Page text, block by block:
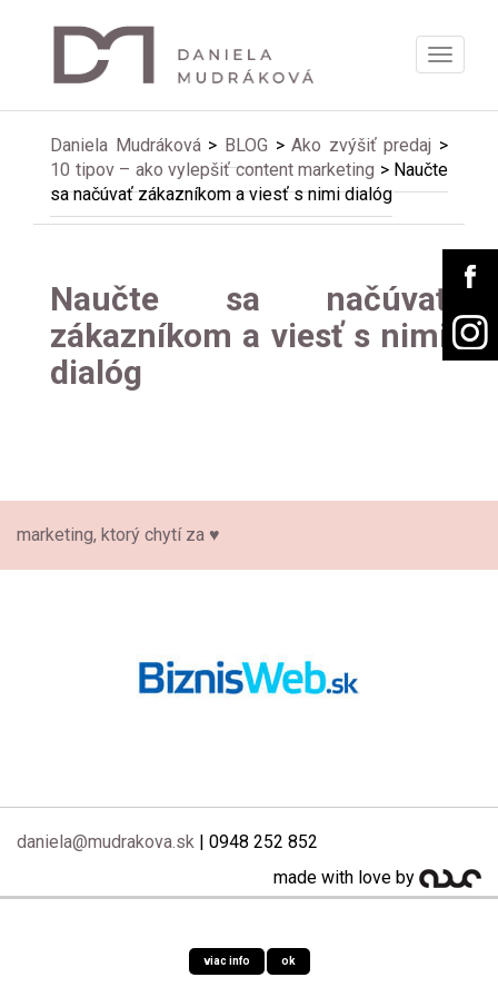
Daniela Mudráková> BLOG >Ako zvýšiť predaj >
10 tipov – ako vylepšiť content marketing > Naučte
sa načúvať zákazníkom a viesť s nimi dialóg
Naučte sa načúvať
zákazníkom a viesť s nimi
dialóg
marketing, ktorý chytí za ♥
daniela@mudrakova.sk | 0948 252 852
made with love by
viac info ok